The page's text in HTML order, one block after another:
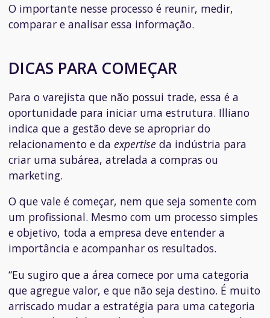
O importante nesse processo é reunir, medir,
comparar e analisar essa informação.
DICAS PARA COMEÇAR
Para o varejista que não possui trade, essa é a
oportunidade para iniciar uma estrutura. Illiano
indica que a gestão deve se apropriar do
relacionamento e da expertise da indústria para
criar uma subárea, atrelada a compras ou
marketing.
O que vale é começar, nem que seja somente com
um profissional. Mesmo com um processo simples
e objetivo, toda a empresa deve entender a
importância e acompanhar os resultados.
“Eu sugiro que a área comece por uma categoria
que agregue valor, e que não seja destino. É muito
arriscado mudar a estratégia para uma categoria